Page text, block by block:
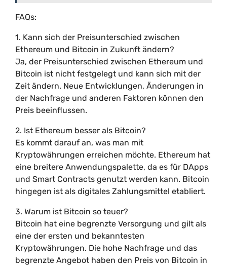
FAQs:
1. Kann sich der Preisunterschied zwischen
Ethereum und Bitcoin in Zukunft ändern?
Ja, der Preisunterschied zwischen Ethereum und
Bitcoin ist nicht festgelegt und kann sich mit der
Zeit ändern. Neue Entwicklungen, Änderungen in
der Nachfrage und anderen Faktoren können den
Preis beeinflussen.
2. Ist Ethereum besser als Bitcoin?
Es kommt darauf an, was man mit
Kryptowährungen erreichen möchte. Ethereum hat
eine breitere Anwendungspalette, da es für DApps
und Smart Contracts genutzt werden kann. Bitcoin
hingegen ist als digitales Zahlungsmittel etabliert.
3. Warum ist Bitcoin so teuer?
Bitcoin hat eine begrenzte Versorgung und gilt als
eine der ersten und bekanntesten
Kryptowährungen. Die hohe Nachfrage und das
begrenzte Angebot haben den Preis von Bitcoin in